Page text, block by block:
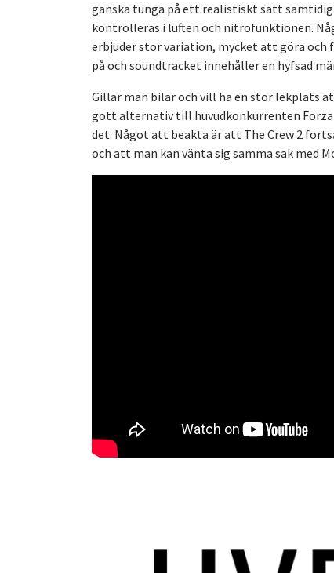
ganska tunga på ett realistiskt sätt
kontrolleras i luften och nitrofunktionen.
erbjuder stor variation, mycket att göra
på och soundtracket innehåller en hyfsad
Gillar man bilar och vill ha en stor lekplats
gott alternativ till huvudkonkurrenten
det. Något att beakta är att The Crew 2
och att man kan vänta sig samma sak med